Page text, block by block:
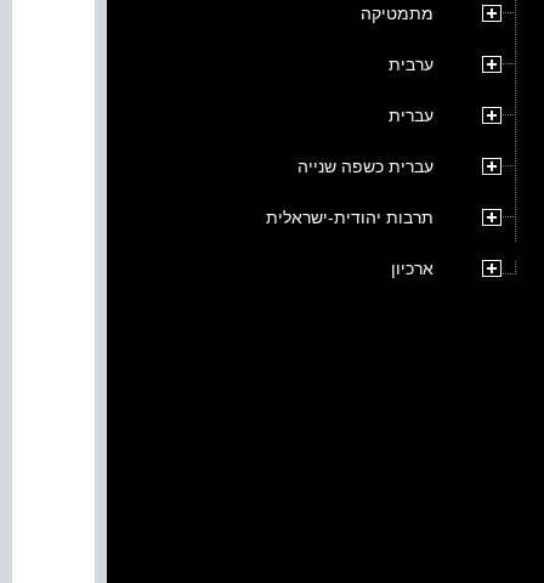
מתמטיקה
ערבית
עברית
עברית כשפה שנייה
תרבות יהודית-ישראלית
ארכיון